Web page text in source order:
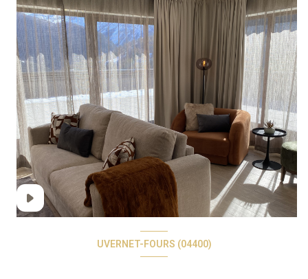
UVERNET-FOURS (04400)